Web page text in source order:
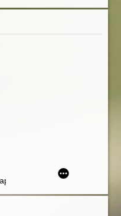
specjalnych na
z udziałem psów